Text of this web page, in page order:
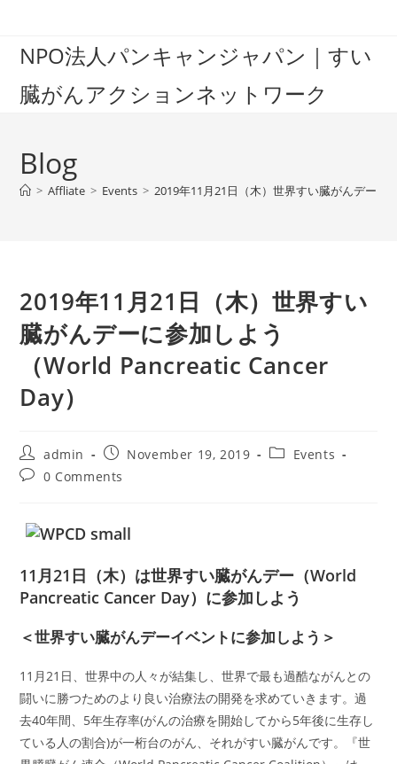
contentNPO法人パンキャンジャパン｜すい
臓がんアクションネットワーク
Blog
> Affliate > Events > 2019年11月21日（木）世界すい臓がんデー
2019年11月21日（木）世界すい
臓がんデーに参加しよう
（World Pancreatic Cancer
Day）
Post
author:
admin
Post
published:
November 19, 2019
PostEvents
Post0 Comments
11月21日（木）は世界すい臓がんデー（World
Pancreatic Cancer Day）に参加しよう
＜世界すい臓がんデーイベントに参加しよう＞
11月21日、世界中の人々が結集し、世界で最も過酷ながんとの
闘いに勝つためのより良い治療法の開発を求めていきます。過
去40年間、5年生存率(がんの治療を開始してから5年後に生存し
ている人の割合)が一桁台のがん、それがすい臓がんです。『世